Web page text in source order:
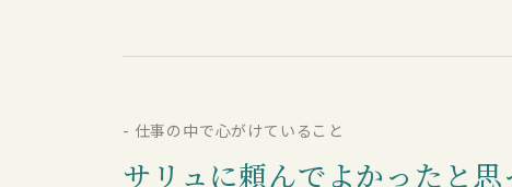
- 仕事の中で心がけていること
サリュに頼んでよかったと